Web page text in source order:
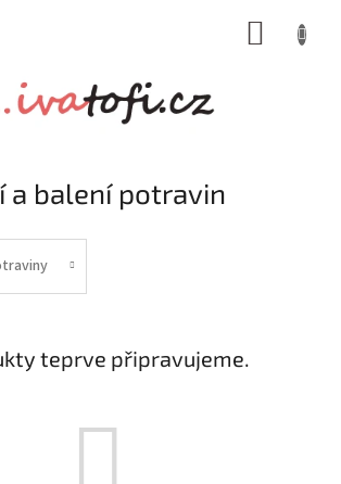
a balení potravin
teprve připravujeme.